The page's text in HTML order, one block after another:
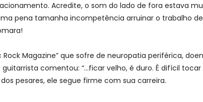
Acredite, o som do lado de fora estava
pena tamanha incompetência arruinar o trabalho
Magazine” que sofre de neuropatia periférica,
comentou: “…ficar velho, é duro. É difícil
pesares, ele segue firme com sua carreira.